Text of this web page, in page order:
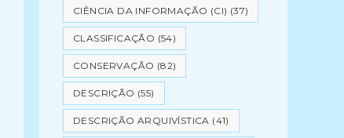
CIÊNCIA DA INFORMAÇÃO (CI) (37)
CLASSIFICAÇÃO (54)
CONSERVAÇÃO (82)
DESCRIÇÃO (55)
DESCRIÇÃO ARQUIVÍSTICA (41)